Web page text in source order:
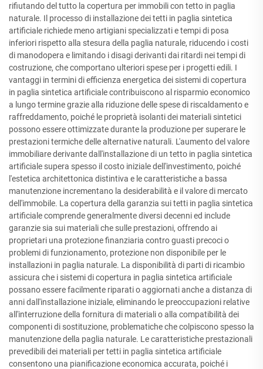
rifiutando del tutto la copertura per immobili con tetto in paglia
naturale. Il processo di installazione dei tetti in paglia sintetica
artificiale richiede meno artigiani specializzati e tempi di posa
inferiori rispetto alla stesura della paglia naturale, riducendo i costi
di manodopera e limitando i disagi derivanti dai ritardi nei tempi di
costruzione, che comportano ulteriori spese per i progetti edili. I
vantaggi in termini di efficienza energetica dei sistemi di copertura
in paglia sintetica artificiale contribuiscono al risparmio economico
a lungo termine grazie alla riduzione delle spese di riscaldamento e
raffreddamento, poiché le proprietà isolanti dei materiali sintetici
possono essere ottimizzate durante la produzione per superare le
prestazioni termiche delle alternative naturali. L'aumento del valore
immobiliare derivante dall'installazione di un tetto in paglia sintetica
artificiale supera spesso il costo iniziale dell'investimento, poiché
l'estetica architettonica distintiva e le caratteristiche a bassa
manutenzione incrementano la desiderabilità e il valore di mercato
dell'immobile. La copertura della garanzia sui tetti in paglia sintetica
artificiale comprende generalmente diversi decenni ed include
garanzie sia sui materiali che sulle prestazioni, offrendo ai
proprietari una protezione finanziaria contro guasti precoci o
problemi di funzionamento, protezione non disponibile per le
installazioni in paglia naturale. La disponibilità di parti di ricambio
assicura che i sistemi di copertura in paglia sintetica artificiale
possano essere facilmente riparati o aggiornati anche a distanza di
anni dall'installazione iniziale, eliminando le preoccupazioni relative
all'interruzione della fornitura di materiali o alla compatibilità dei
componenti di sostituzione, problematiche che colpiscono spesso la
manutenzione della paglia naturale. Le caratteristiche prestazionali
prevedibili dei materiali per tetti in paglia sintetica artificiale
consentono una pianificazione economica accurata, poiché i